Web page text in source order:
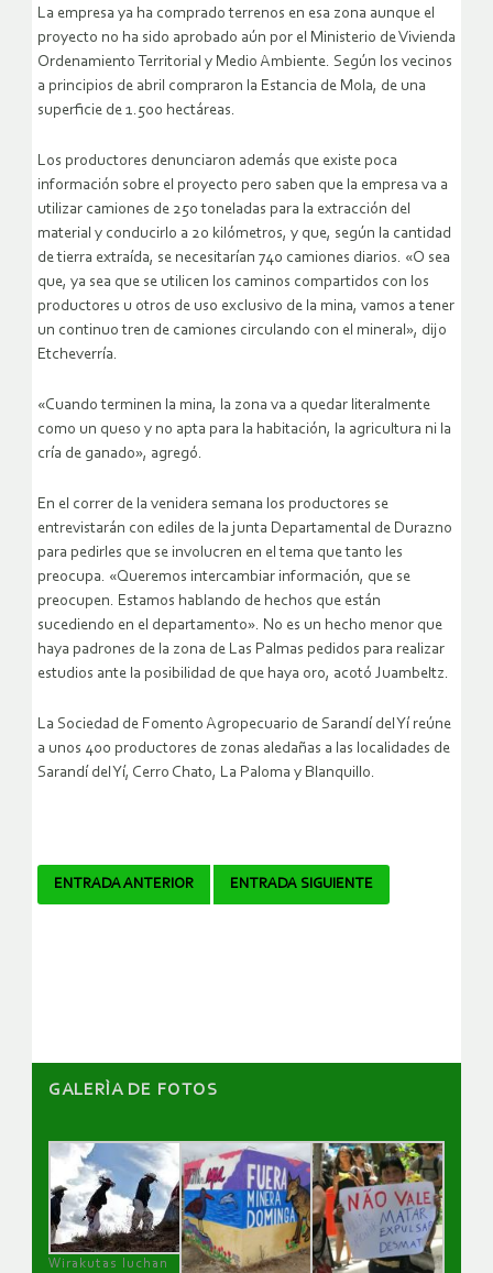
La empresa ya ha comprado terrenos en esa zona aunque el
proyecto no ha sido aprobado aún por el Ministerio de Vivienda
Ordenamiento Territorial y Medio Ambiente. Según los vecinos
a principios de abril compraron la Estancia de Mola, de una
superficie de 1.500 hectáreas.
Los productores denunciaron además que existe poca
información sobre el proyecto pero saben que la empresa va a
utilizar camiones de 250 toneladas para la extracción del
material y conducirlo a 20 kilómetros, y que, según la cantidad
de tierra extraída, se necesitarían 740 camiones diarios. «O sea
que, ya sea que se utilicen los caminos compartidos con los
productores u otros de uso exclusivo de la mina, vamos a tener
un continuo tren de camiones circulando con el mineral», dijo
Etcheverría.
«Cuando terminen la mina, la zona va a quedar literalmente
como un queso y no apta para la habitación, la agricultura ni la
cría de ganado», agregó.
En el correr de la venidera semana los productores se
entrevistarán con ediles de la junta Departamental de Durazno
para pedirles que se involucren en el tema que tanto les
preocupa. «Queremos intercambiar información, que se
preocupen. Estamos hablando de hechos que están
sucediendo en el departamento». No es un hecho menor que
haya padrones de la zona de Las Palmas pedidos para realizar
estudios ante la posibilidad de que haya oro, acotó Juambeltz.
La Sociedad de Fomento Agropecuario de Sarandí del Yí reúne
a unos 400 productores de zonas aledañas a las localidades de
Sarandí del Yí, Cerro Chato, La Paloma y Blanquillo.
Navegador
ENTRADA ANTERIOR ENTRADA SIGUIENTE
GALERÌA DE FOTOS
Wirakutas luchan